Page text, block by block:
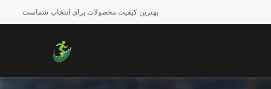
بهترین کیفیت محصولات برای انتخاب شماست